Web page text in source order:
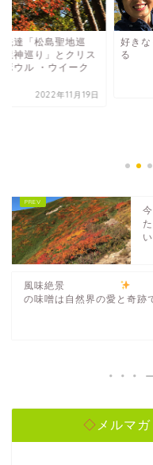
先達「松島聖地巡
龍神巡り」とクリス
ボウル ・ウイーク
2022年11月19日
好き
る
風味絶景
の味噌は自然界の愛と奇跡
◇メルマ